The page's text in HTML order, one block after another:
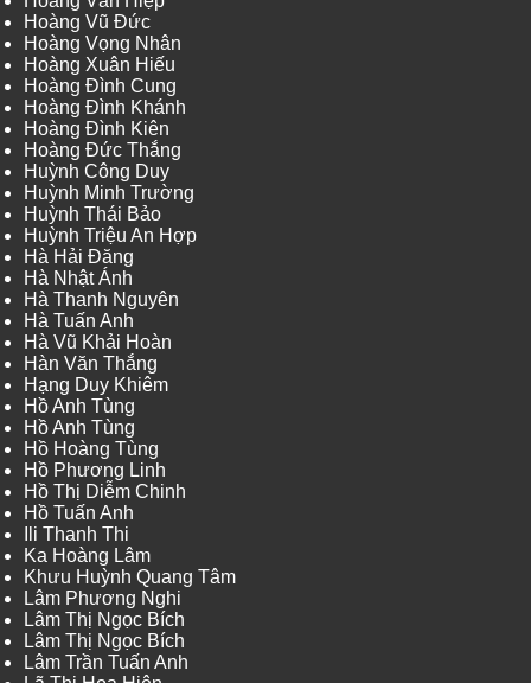
Hoàng Vũ Đức
Hoàng Vọng Nhân
Hoàng Xuân Hiếu
Hoàng Đình Cung
Hoàng Đình Khánh
Hoàng Đình Kiên
Hoàng Đức Thắng
Huỳnh Công Duy
Huỳnh Minh Trường
Huỳnh Thái Bảo
Huỳnh Triệu An Hợp
Hà Hải Đăng
Hà Nhật Ánh
Hà Thanh Nguyên
Hà Tuấn Anh
Hà Vũ Khải Hoàn
Hàn Văn Thắng
Hạng Duy Khiêm
Hồ Anh Tùng
Hồ Anh Tùng
Hồ Hoàng Tùng
Hồ Phương Linh
Hồ Thị Diễm Chinh
Hồ Tuấn Anh
Ili Thanh Thi
Ka Hoàng Lâm
Khưu Huỳnh Quang Tâm
Lâm Phương Nghi
Lâm Thị Ngọc Bích
Lâm Thị Ngọc Bích
Lâm Trần Tuấn Anh